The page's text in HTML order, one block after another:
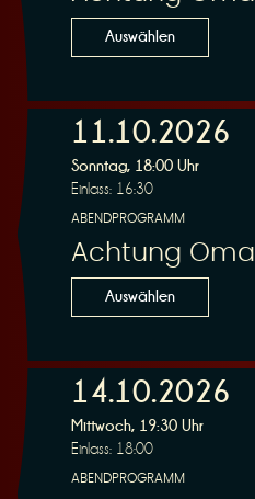
n
g
Auswählen
11.10.2026
Sonntag, 18:00 Uhr
Einlass: 16:30
ABENDPROGRAMM
Achtung Oma
Auswählen
14.10.2026
Mittwoch, 19:30 Uhr
Einlass: 18:00
ABENDPROGRAMM